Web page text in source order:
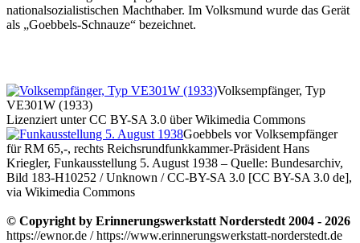
nationalsozialistischen Machthaber. Im Volksmund wurde das Gerät
als
Goebbels-Schnauze bezeichnet.
Volksempfänger, Typ
VE301W (1933)
Lizenziert unter CC BY-SA 3.0 über Wikimedia Commons
Goebbels vor Volksempfänger
für RM 65,-, rechts Reichsrundfunkkammer-Präsident Hans
Kriegler, Funkausstellung 5. August 1938 – Quelle: Bundesarchiv,
Bild 183-H10252 / Unknown / CC-BY-SA 3.0 [CC BY-SA 3.0 de],
via Wikimedia Commons
© Copyright by Erinnerungswerkstatt Norderstedt 2004 - 2026
https://ewnor.de / https://www.erinnerungswerkstatt-norderstedt.de